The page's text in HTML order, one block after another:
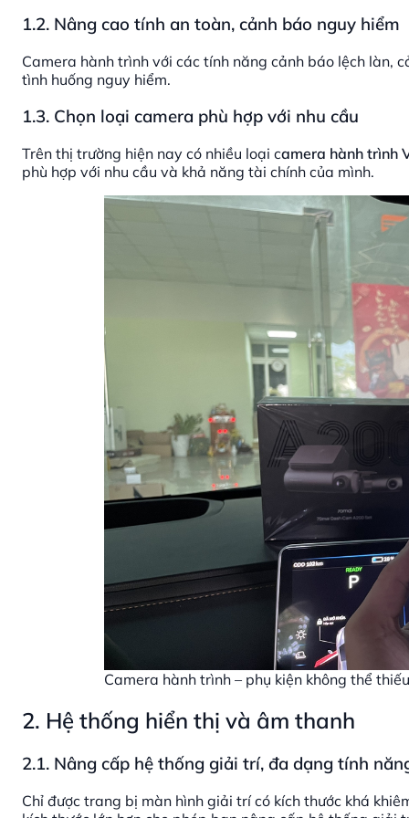
1.2. Nâng cao tính an toàn, cảnh báo nguy hiểm
Camera hành trình với các tính năng cảnh báo lệch làn,
tình huống nguy hiểm.
1.3. Chọn loại camera phù hợp với nhu cầu
Trên thị trường hiện nay có nhiều loại camera hành trình
phù hợp với nhu cầu và khả năng tài chính của mình.
Camera hành trình – phụ kiện không thể
2. Hệ thống hiển thị và âm thanh
2.1. Nâng cấp hệ thống giải trí, đa dạng tính
Chỉ được trang bị màn hình giải trí có kích thước khá